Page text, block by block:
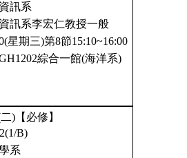
訊系
訊系李宏仁教授一般
星期三)第8節15:10~16:00
綜合一館(海洋系)
)【必修】
B)
系